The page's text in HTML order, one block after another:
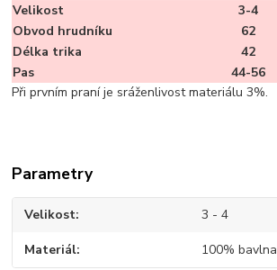
Velikost
3-4
Obvod hrudníku
62
Délka trika
42
Pas
44-56
Při prvním praní je sráženlivost materiálu 3%.
Parametry
Velikost 3 - 4
Materiál 100% bavlna